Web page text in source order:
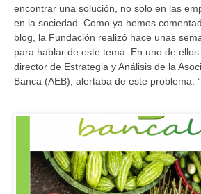
encontrar una solución, no solo en las
en la sociedad. Como ya hemos
blog, la Fundación realizó hace unas
para hablar de este tema. En uno de ellos
director de Estrategia y Análisis de la
Banca (AEB), alertaba de este problema: